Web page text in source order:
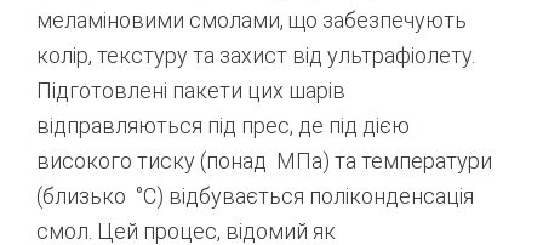
меламіновими смолами, що забезпечують
колір, текстуру та захист від ультрафіолету.
Підготовлені пакети цих шарів
відправляються під прес, де під дією
високого тиску (понад МПа) та температури
(близько °C) відбувається поліконденсація
смол. Цей процес, відомий як